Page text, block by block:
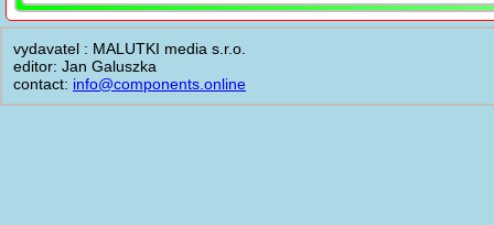
vydavatel : MALUTKI media s.r.o.
editor: Jan Galuszka
contact: info@components.online